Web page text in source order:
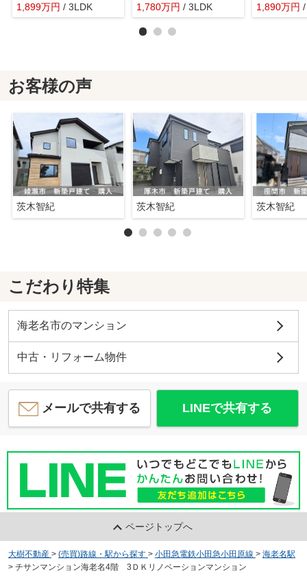
1,899万円 / 3LDK
1,780万円 / 3LDK 1,890万円
お客様の声
茨木智紀 茨木智紀 茨木智紀
こだわり特集
海老名市のマンション
中古・リフォーム物件
メールで共有する LINEで共有する
ページトップへ
大樹不動産 > (売買)路線・駅から探す > 小田急電鉄小田急小田原線 > 海老名駅
> チサンマンション海老名4階 3ＤＫリノベーションマンション